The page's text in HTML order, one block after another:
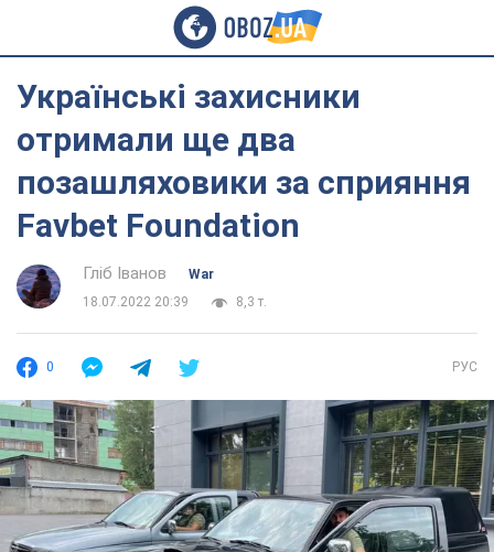
Українські захисники
отримали ще два
позашляховики за сприяння
Favbet Foundation
Гліб Іванов
War
18.07.2022 20:39
8,3 т.
0 РУС